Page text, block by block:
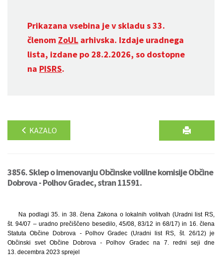
Prikazana vsebina je v skladu s 33.
členom ZoUL arhivska. Izdaje uradnega
lista, izdane po 28.2.2026, so dostopne
na PISRS.
KAZALO
3856. Sklep o imenovanju Občinske volilne komisije Občine
Dobrova - Polhov Gradec, stran 11591.
Na podlagi 35. in 38. člena Zakona o lokalnih volitvah (Uradni list RS,
št. 94/07 – uradno prečiščeno besedilo, 45/08, 83/12 in 68/17) in 16. člena
Statuta Občine Dobrova - Polhov Gradec (Uradni list RS, št. 26/12) je
Občinski svet Občine Dobrova - Polhov Gradec na 7. redni seji dne
13. decembra 2023 sprejel